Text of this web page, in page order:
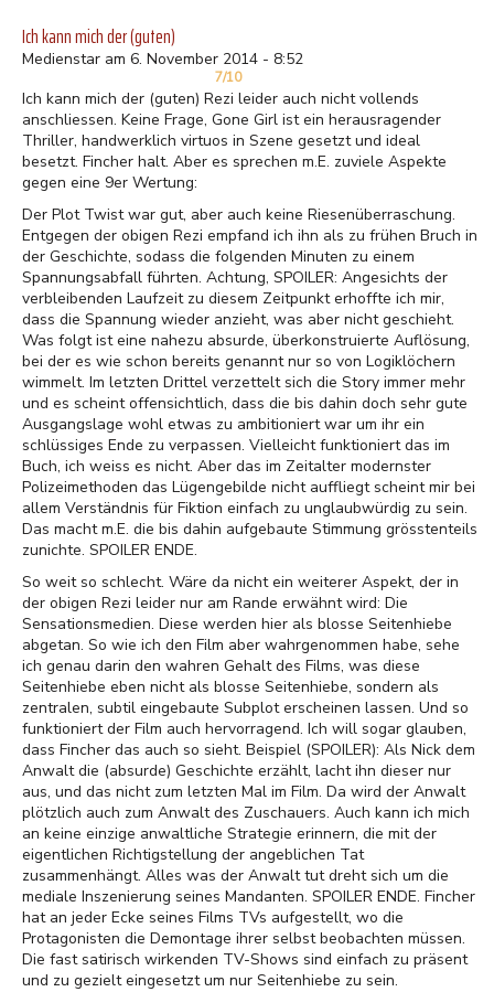
Ich kann mich der (guten)
Medienstar am 6. November 2014 - 8:52
7/10
Ich kann mich der (guten) Rezi leider auch nicht vollends
anschliessen. Keine Frage, Gone Girl ist ein herausragender
Thriller, handwerklich virtuos in Szene gesetzt und ideal
besetzt. Fincher halt. Aber es sprechen m.E. zuviele Aspekte
gegen eine 9er Wertung:
Der Plot Twist war gut, aber auch keine Riesenüberraschung.
Entgegen der obigen Rezi empfand ich ihn als zu frühen Bruch in
der Geschichte, sodass die folgenden Minuten zu einem
Spannungsabfall führten. Achtung, SPOILER: Angesichts der
verbleibenden Laufzeit zu diesem Zeitpunkt erhoffte ich mir,
dass die Spannung wieder anzieht, was aber nicht geschieht.
Was folgt ist eine nahezu absurde, überkonstruierte Auflösung,
bei der es wie schon bereits genannt nur so von Logiklöchern
wimmelt. Im letzten Drittel verzettelt sich die Story immer mehr
und es scheint offensichtlich, dass die bis dahin doch sehr gute
Ausgangslage wohl etwas zu ambitioniert war um ihr ein
schlüssiges Ende zu verpassen. Vielleicht funktioniert das im
Buch, ich weiss es nicht. Aber das im Zeitalter modernster
Polizeimethoden das Lügengebilde nicht auffliegt scheint mir bei
allem Verständnis für Fiktion einfach zu unglaubwürdig zu sein.
Das macht m.E. die bis dahin aufgebaute Stimmung grösstenteils
zunichte. SPOILER ENDE.
So weit so schlecht. Wäre da nicht ein weiterer Aspekt, der in
der obigen Rezi leider nur am Rande erwähnt wird: Die
Sensationsmedien. Diese werden hier als blosse Seitenhiebe
abgetan. So wie ich den Film aber wahrgenommen habe, sehe
ich genau darin den wahren Gehalt des Films, was diese
Seitenhiebe eben nicht als blosse Seitenhiebe, sondern als
zentralen, subtil eingebaute Subplot erscheinen lassen. Und so
funktioniert der Film auch hervorragend. Ich will sogar glauben,
dass Fincher das auch so sieht. Beispiel (SPOILER): Als Nick dem
Anwalt die (absurde) Geschichte erzählt, lacht ihn dieser nur
aus, und das nicht zum letzten Mal im Film. Da wird der Anwalt
plötzlich auch zum Anwalt des Zuschauers. Auch kann ich mich
an keine einzige anwaltliche Strategie erinnern, die mit der
eigentlichen Richtigstellung der angeblichen Tat
zusammenhängt. Alles was der Anwalt tut dreht sich um die
mediale Inszenierung seines Mandanten. SPOILER ENDE. Fincher
hat an jeder Ecke seines Films TVs aufgestellt, wo die
Protagonisten die Demontage ihrer selbst beobachten müssen.
Die fast satirisch wirkenden TV-Shows sind einfach zu präsent
und zu gezielt eingesetzt um nur Seitenhiebe zu sein.